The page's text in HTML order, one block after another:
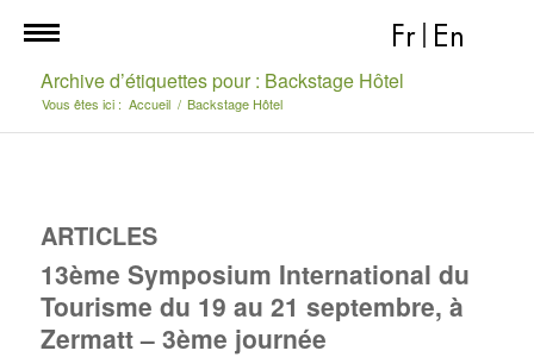
Fr En
Archive d’étiquettes pour : Backstage Hôtel
Vous êtes ici : Accueil / Backstage Hôtel
ARTICLES
13ème Symposium International du
Tourisme du 19 au 21 septembre, à
Zermatt – 3ème journée